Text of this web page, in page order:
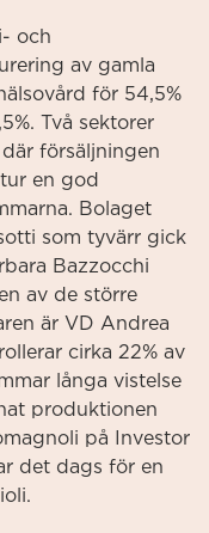
och
av gamla
för 54,5%
Två sektorer
försäljningen
en god
Bolaget
som tyvärr gick
Bazzocchi
av de större
är VD Andrea
cirka 22% av
långa vistelse
produktionen
på Investor
det dags för en